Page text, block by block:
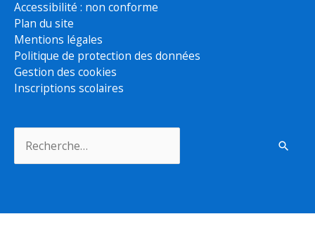
Accessibilité : non conforme
Plan du site
Mentions légales
Politique de protection des données
Gestion des cookies
Inscriptions scolaires